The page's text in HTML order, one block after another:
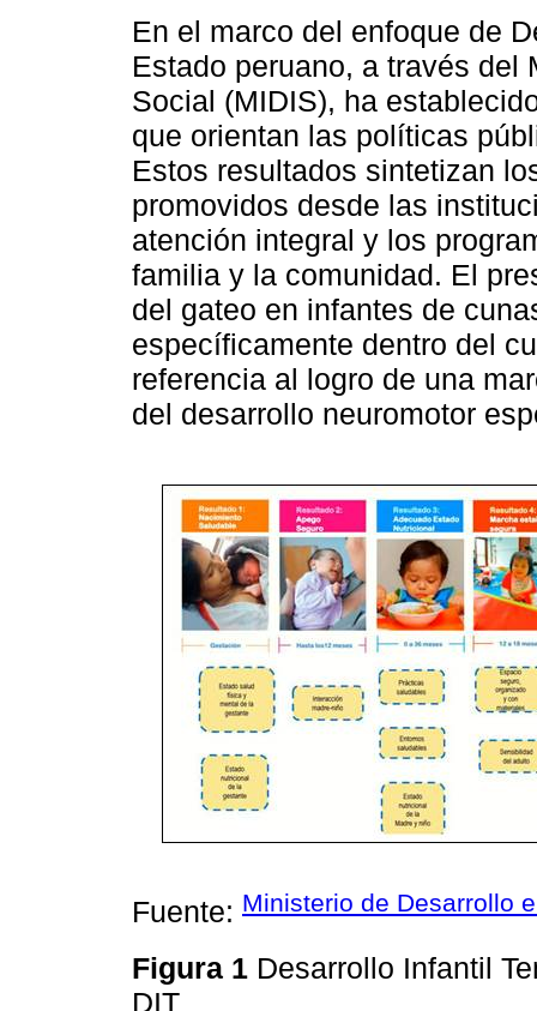
En el marco del enfoque de
Estado peruano, a través del
Social (MIDIS), ha
que orientan las políticas
Estos resultados sintetizan
promovidos desde las
atención integral y los
familia y la comunidad. El
del gateo en infantes de
específicamente dentro del
referencia al logro de una
del desarrollo neuromotor
Fuente: Ministerio de Desarrollo
Figura 1 Desarrollo Infantil
DIT